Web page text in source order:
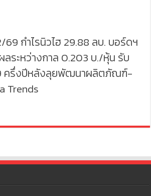
69 กำไรนิวไฮ 29.88 ลบ. บอร์ดฯ
ลระหว่างกาล 0.203 บ./หุ้น รับ
ครึ่งปีหลังลุยพัฒนาผลิตภัณฑ์-
Trends